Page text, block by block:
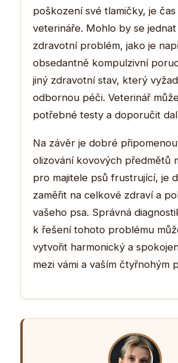
poškození své tlamičky, je
veterináře. Mohlo by se
zdravotní problém, jako je
obsedantně kompulzivní
jiný zdravotní stav, který
odbornou péči. Veterinář
potřebné testy a doporučit
Na závěr je dobré
olizování kovových předmětů
pro majitele psů frustrující, je
zaměřit na celkové zdraví a
vašeho psa. Správná
k řešení tohoto problému
vytvořit harmonický a
mezi vámi a vaším čtyřnohým